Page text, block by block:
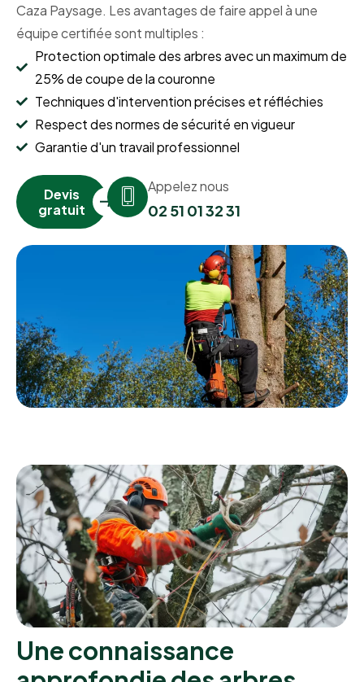
Caza Paysage. Les avantages de faire appel à une
équipe certifiée sont multiples :
Protection optimale des arbres avec un maximum de
25% de coupe de la couronne
Techniques d'intervention précises et réfléchies
Respect des normes de sécurité en vigueur
Garantie d'un travail professionnel
Devis
gratuit
Appelez nous
02 51 01 32 31
Une connaissance